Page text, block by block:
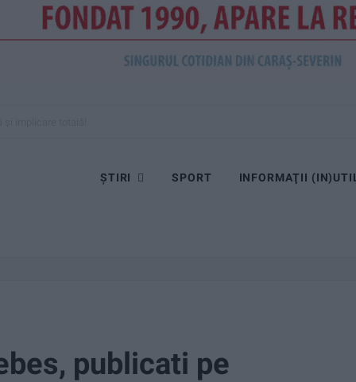
ȘTIRI SPORT INFORMAŢII
publicati pe